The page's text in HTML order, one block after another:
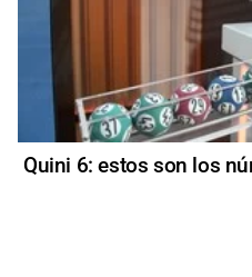
Quini 6: estos son los